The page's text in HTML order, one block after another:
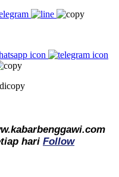
hari Follow